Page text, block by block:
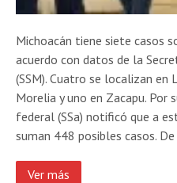
Michoacán tiene siete casos
acuerdo con datos de la
(SSM). Cuatro se localizan en
Morelia y uno en Zacapu. Por
federal (SSa) notificó que a
suman 448 posibles casos.
Ver más